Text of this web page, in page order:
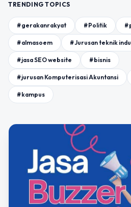
TRENDING TOPICS
#gerakanrakyat #Politik
#almasoem #Jurusan teknik
#jasa SEO website #bisnis
#jurusan Komputerisasi Akuntansi
#kampus